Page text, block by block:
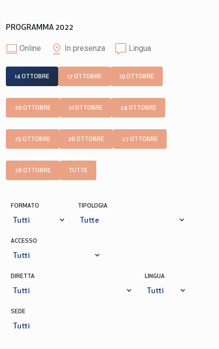
PROGRAMMA 2022
Online In presenza Lingua
14 OTTOBRE 17 OTTOBRE 19 OTTOBRE
20 OTTOBRE 21 OTTOBRE 24 OTTOBRE
25 OTTOBRE 26 OTTOBRE 27 OTTOBRE
28 OTTOBRE TUTTE
FORMATO TIPOLOGIA
ACCESSO
DIRETTA LINGUA
SEDE